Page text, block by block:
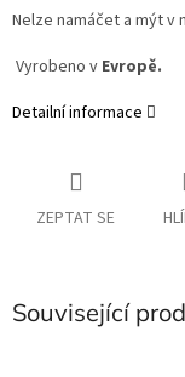
Nelze namáčet a mýt v
Vyrobeno v Evropě.
Detailní informace
ZEPTAT SE
Související